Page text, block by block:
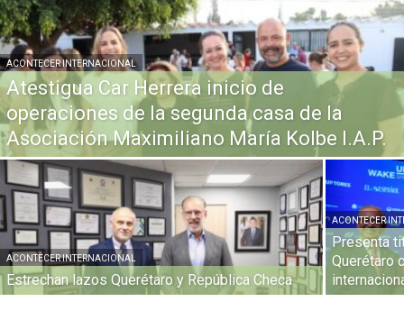
ACONTECER INTERNACIONAL
Atestigua Car Herrera inicio de
operaciones de la segunda casa de la
Asociación Maximiliano María Kolbe I.A.P.
ACONTECER INTERNACIONAL
Estrechan lazos Querétaro y República Checa
ACONTECER
Presenta
Querétaro